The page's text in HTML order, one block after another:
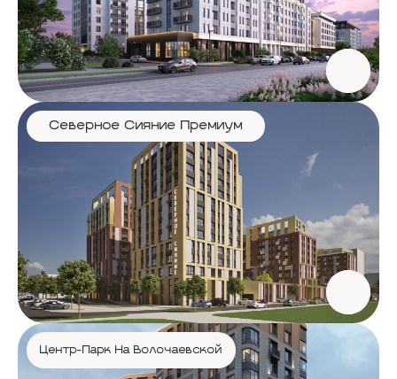
Северное Сияние Премиум
Центр-Парк На Волочаевской